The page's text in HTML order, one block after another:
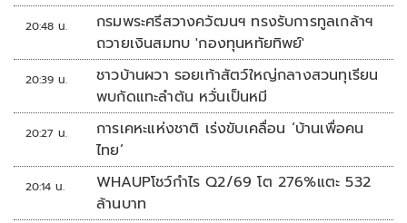
20:48 น.
กรมพระศรีสวางควัฒนฯ ทรงรับการทูลเกล้าฯ
ถวายเงินสมทบ 'กองทุนหทัยทิพย์'
20:39 น.
ชาวบ้านผวา รอยเท้าสัตว์ใหญ่กลางสวนทุเรียน
พบกัดแทะลำต้น หวั่นเป็นหมี
20:27 น.
การเคหะแห่งชาติ เร่งขับเคลื่อน ‘บ้านเพื่อคน
ไทย’
20:14 น.
WHAUPโชว์กำไร Q2/69 โต 276%แตะ 532
ล้านบาท